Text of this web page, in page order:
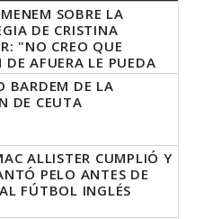
SOBRE LA
DE CRISTINA
"NO CREO QUE
DE AFUERA LE PUEDA
JUSTICIA LO QUE
HACER"
BARDEM DE LA
DE CEUTA
ALLISTER CUMPLIÓ Y
PELO ANTES DE
FÚTBOL INGLÉS